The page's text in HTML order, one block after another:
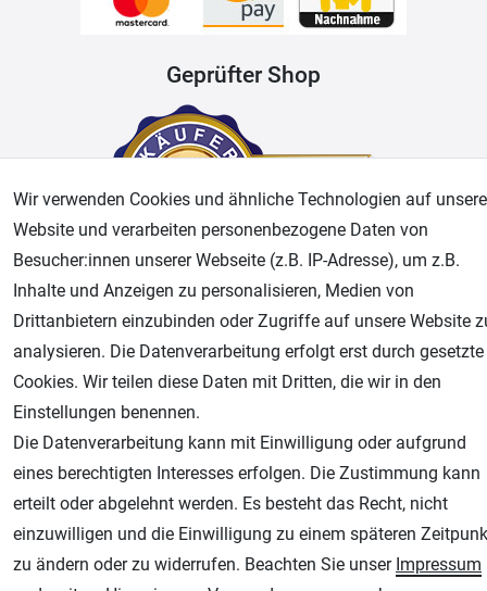
Geprüfter Shop
AGB Widerrufsrecht Datenschutz Impressum
Unsere weiteren Shops:
Airbrush-City
Fachhandel für: Airbrushpistolen, Kompressoren, Airbrushfarben
Modellbau-City
Modellbau Shop
Plotter-City
Schneideplotter, Transferpressen, Siebdruck und Plotterfolien
Wir verwenden Cookies und ähnliche Technologien auf
Website und verarbeiten personenbezogene Daten von
Besucher:innen unserer Webseite (z.B. IP-Adresse), um z.B.
Inhalte und Anzeigen zu personalisieren, Medien von
Drittanbietern einzubinden oder Zugriffe auf unsere Website
analysieren. Die Datenverarbeitung erfolgt erst durch gesetzte
Cookies. Wir teilen diese Daten mit Dritten, die wir in den
Einstellungen benennen.
Die Datenverarbeitung kann mit Einwilligung oder aufgrund
eines berechtigten Interesses erfolgen. Die Zustimmung kann
erteilt oder abgelehnt werden. Es besteht das Recht, nicht
einzuwilligen und die Einwilligung zu einem späteren
zu ändern oder zu widerrufen. Beachten Sie unser Impressum